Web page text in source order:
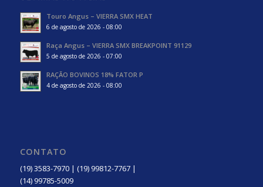
Touro Angus – VIERRA SMX HEAT
6 de agosto de 2026 - 08:00
Raça Angus – VIERRA SMX BREAKPOINT 91129
5 de agosto de 2026 - 07:00
RAÇÃO BOVINOS 18% FATOR P
4 de agosto de 2026 - 08:00
CONTATO
(19) 3583-7970 | (19) 99812-7767 |
(14) 99785-5009